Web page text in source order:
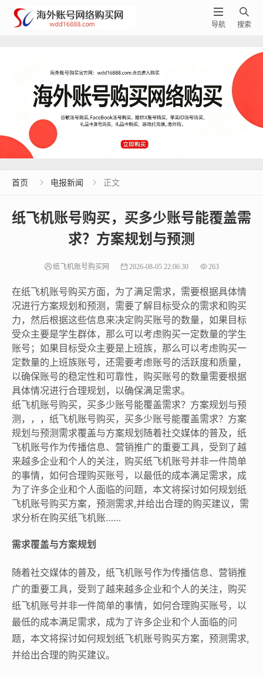

搜索

导航
首页  电报新闻  正文
纸飞机账号购买，买多少账号能覆盖需
求？方案规划与预测
纸飞机账号购买网 2026-08-05 22:06:30 263
在纸飞机账号购买方面，为了满足需求，需要根据具体情
况进行方案规划和预测，需要了解目标受众的需求和购买
力，然后根据这些信息来决定购买账号的数量，如果目标
受众主要是学生群体，那么可以考虑购买一定数量的学生
账号；如果目标受众主要是上班族，那么可以考虑购买一
定数量的上班族账号，还需要考虑账号的活跃度和质量，
以确保账号的稳定性和可靠性，购买账号的数量需要根据
具体情况进行合理规划，以确保满足需求。
纸飞机账号购买，买多少账号能覆盖需求？方案规划与预
测，，，纸飞机账号购买，买多少账号能覆盖需求？方案
规划与预测需求覆盖与方案规划随着社交媒体的普及，纸
飞机账号作为传播信息、营销推广的重要工具，受到了越
来越多企业和个人的关注，购买纸飞机账号并非一件简单
的事情，如何合理购买账号，以最低的成本满足需求，成
为了许多企业和个人面临的问题，本文将探讨如何规划纸
飞机账号购买方案，预测需求,并给出合理的购买建议，需
求分析在购买纸飞机账……
需求覆盖与方案规划
随着社交媒体的普及，纸飞机账号作为传播信息、营销推
广的重要工具，受到了越来越多企业和个人的关注，购买
纸飞机账号并非一件简单的事情，如何合理购买账号，以
最低的成本满足需求，成为了许多企业和个人面临的问
题，本文将探讨如何规划纸飞机账号购买方案，预测需求,
并给出合理的购买建议。